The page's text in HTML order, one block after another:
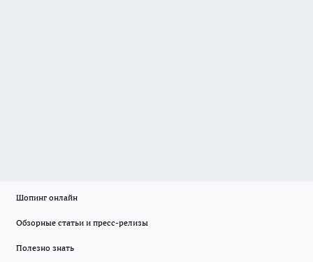
Шопинг онлайн
Обзорные статьи и пресс-релизы
Полезно знать